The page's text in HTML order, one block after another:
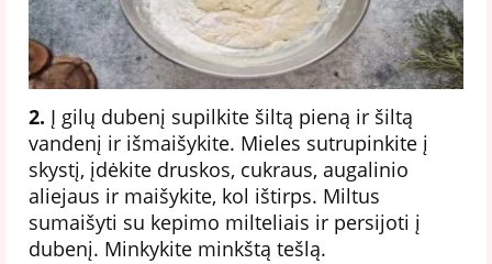
2. Į gilų dubenį supilkite šiltą pieną ir šiltą
vandenį ir išmaišykite. Mieles sutrupinkite į
skystį, įdėkite druskos, cukraus, augalinio
aliejaus ir maišykite, kol ištirps. Miltus
sumaišyti su kepimo milteliais ir persijoti į
dubenį. Minkykite minkštą tešlą.